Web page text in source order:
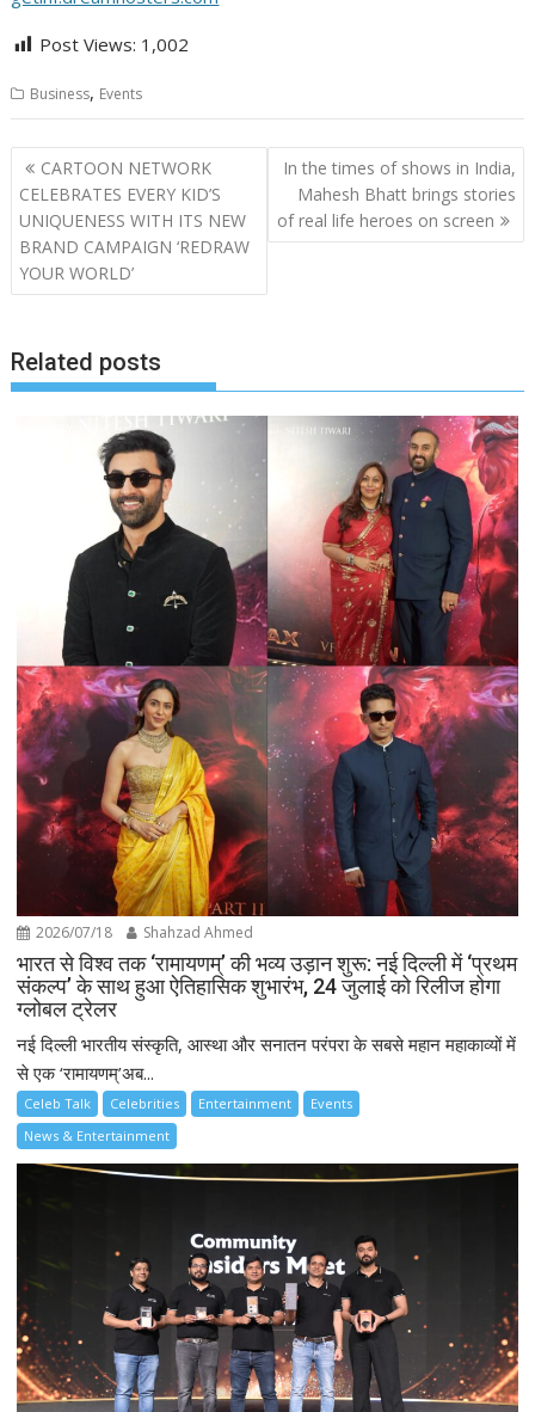
Post Views: 1,002
Business, Events
Post
navigation
CARTOON NETWORK
CELEBRATES EVERY KID’S
UNIQUENESS WITH ITS NEW
BRAND CAMPAIGN ‘REDRAW
YOUR WORLD’
In the times of shows in India,
Mahesh Bhatt brings stories
of real life heroes on screen
Related posts
2026/07/18 Shahzad Ahmed
भारत से विश्व तक ‘रामायणम्’ की भव्य उड़ान शुरू: नई दिल्ली में ‘प्रथम
संकल्प’ के साथ हुआ ऐतिहासिक शुभारंभ, 24 जुलाई को रिलीज होगा
ग्लोबल ट्रेलर
नई दिल्ली भारतीय संस्कृति, आस्था और सनातन परंपरा के सबसे महान महाकाव्यों में
से एक ‘रामायणम्’अब...
Celeb Talk Celebrities Entertainment
Events
News & Entertainment